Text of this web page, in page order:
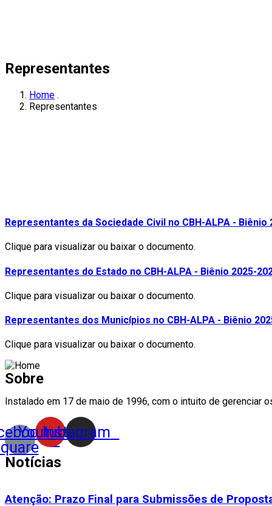
Representantes
Home .
Representantes
Representantes da Sociedade Civil no CBH-ALPA - Biênio
Clique para visualizar ou baixar o documento.
Representantes do Estado no CBH-ALPA - Biênio 2025-
Clique para visualizar ou baixar o documento.
Representantes dos Municípios no CBH-ALPA - Biênio
Clique para visualizar ou baixar o documento.
Sobre
Instalado em 17 de maio de 1996, com o intuito de gerenciar
Youtube
Instagram
Notícias
Atenção: Prazo Final para Submissões de